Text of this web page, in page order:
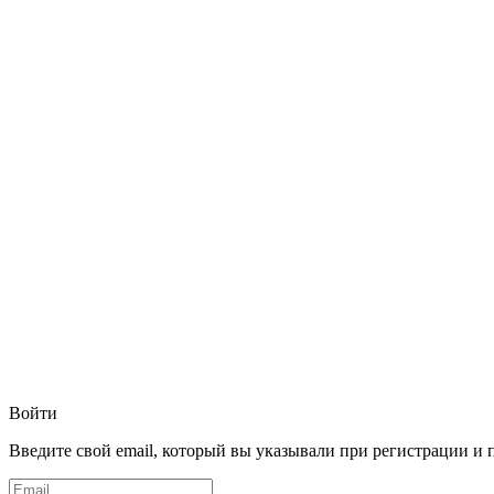
Войти
Введите свой email, который вы указывали при регистрации и